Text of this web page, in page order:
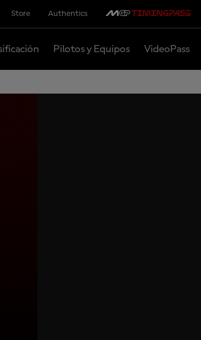
Store Authentics
Pilotos y Equipos VideoPass